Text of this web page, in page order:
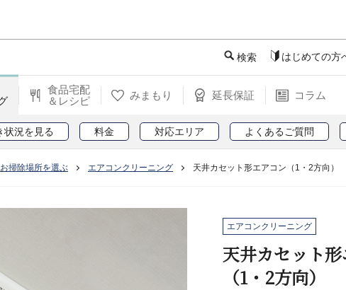
検索 はじめての方
食品宅配
＆レシピ
みまもり 延長保証 コラム
状況を見る 料金 対応エリア よくあるご質問
お掃除場所を選ぶ エアコンクリーニング 天井カセット形エアコン（1・2方向）
エアコンクリーニング
天井カセット
（1・2方向）